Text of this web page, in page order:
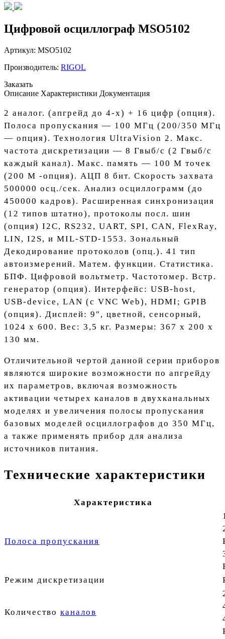
Цифровой осциллограф MSO5102
Артикул: MSO5102
Производитель: RIGOL
Заказать
Описание Характеристики Документация
2 аналог. (апгрейд до 4-х) + 16 цифр (опция).
Полоса пропускания — 100 МГц (200/350 МГц
— опция). Технология UltraVision 2. Макс.
частота дискретизации — 8 Гвыб/с (2 Гвыб/с
каждый канал). Макс. память — 100 М точек
(200 М -опция). АЦП 8 бит. Скорость захвата
500000 осц./сек. Анализ осциллограмм (до
450000 кадров). Расширенная синхронизация
(12 типов штатно), протоколы посл. шин
(опция) I2C, RS232, UART, SPI, CAN, FlexRay,
LIN, I2S, и MIL-STD-1553. Зональный
Декодирование протоколов (опц.). 41 тип
автоизмерений. Матем. функции. Статистика.
БПФ. Цифровой вольтметр. Частотомер. Встр.
генератор (опция). Интерфейс: USB-host,
USB-device, LAN (c VNC Web), HDMI; GPIB
(опция). Дисплей: 9″, цветной, сенсорный,
1024 х 600. Вес: 3,5 кг. Размеры: 367 x 200 x
130 мм.
Отличительной чертой данной серии приборов
являются широкие возможности по апгрейду
их параметров, включая возможность
активации четырех каналов в двухканальных
моделях и увеличения полосы пропускания
базовых моделей осциллографов до 350 МГц,
а также применять прибор для анализа
источников питания.
Технические характеристики
Характеристика
Полоса пропускания
Режим дискретизации
Количество каналов